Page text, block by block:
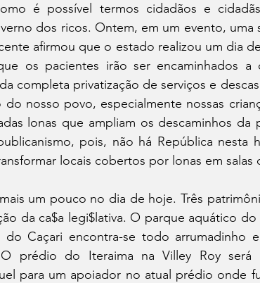
é possível termos cidadãos e
dos ricos. Ontem, em um evento, uma
afirmou que o estado realizou um dia
os pacientes irão ser encaminhados a
completa privatização de serviços e
nosso povo, especialmente nossas
lonas que ampliam os descaminhos da
pois, não há República nesta
locais cobertos por lonas em salas
um pouco no dia de hoje. Três
da ca$a legi$lativa. O parque aquático do
do Caçari encontra-se todo arrumadinho
O prédio do Iteraima na Villey Roy será
para um apoiador no atual prédio onde